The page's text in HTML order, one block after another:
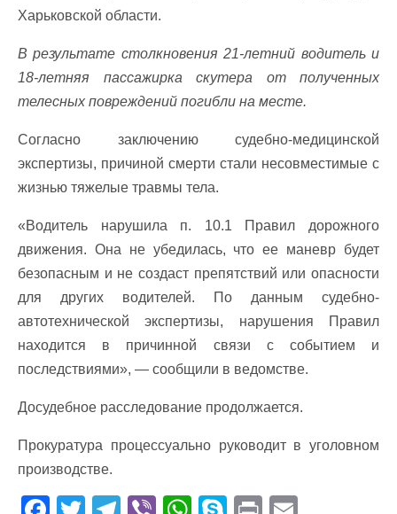
Харьковской области.
В результате столкновения 21-летний водитель и
18-летняя пассажирка скутера от полученных
телесных повреждений погибли на месте.
Согласно заключению судебно-медицинской
экспертизы, причиной смерти стали несовместимые с
жизнью тяжелые травмы тела.
«Водитель нарушила п. 10.1 Правил дорожного
движения. Она не убедилась, что ее маневр будет
безопасным и не создаст препятствий или опасности
для других водителей. По данным судебно-
автотехнической экспертизы, нарушения Правил
находится в причинной связи с событием и
последствиями», — сообщили в ведомстве.
Досудебное расследование продолжается.
Прокуратура процессуально руководит в уголовном
производстве.